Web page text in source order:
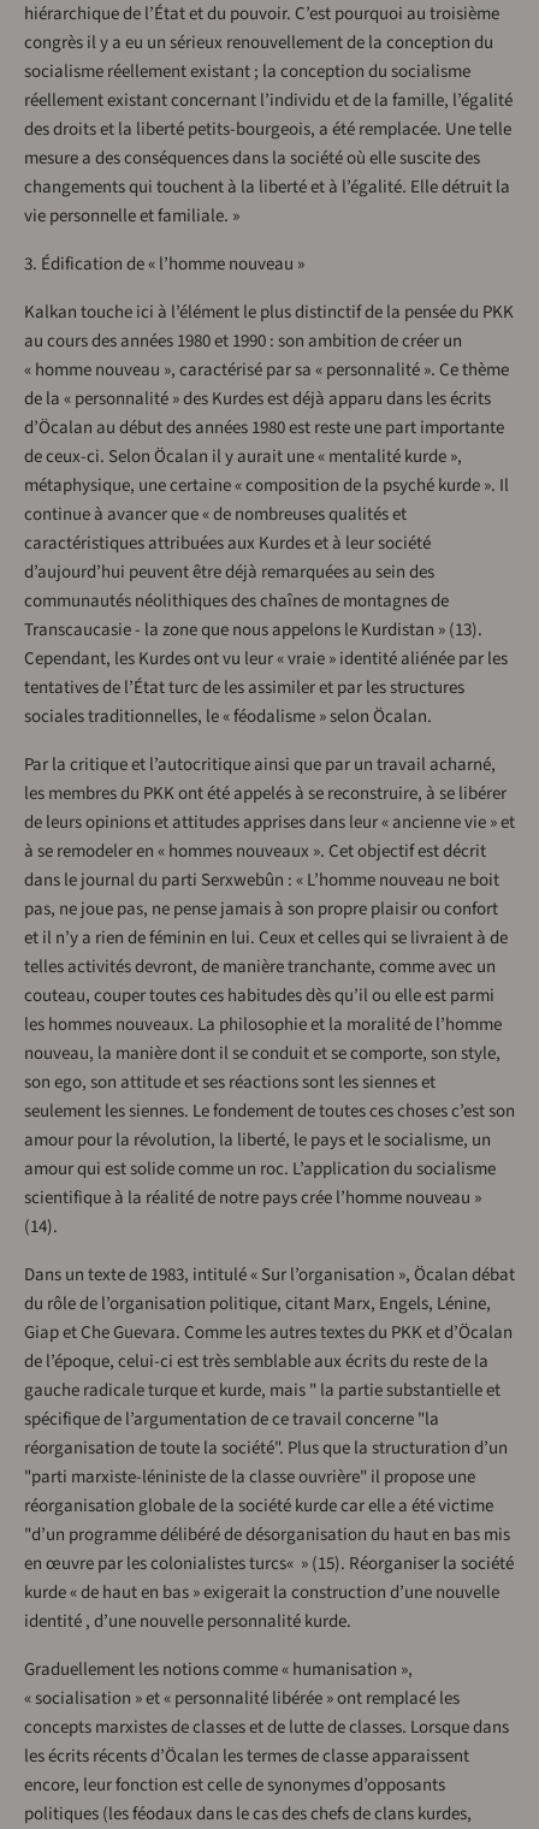
hiérarchique de l’État et du pouvoir. C’est pourquoi au troisième
congrès il y a eu un sérieux renouvellement de la conception du
socialisme réellement existant ; la conception du socialisme
réellement existant concernant l’individu et de la famille, l’égalité
des droits et la liberté petits-bourgeois, a été remplacée. Une telle
mesure a des conséquences dans la société où elle suscite des
changements qui touchent à la liberté et à l’égalité. Elle détruit la
vie personnelle et familiale. »
3. Édification de « l’homme nouveau »
Kalkan touche ici à l’élément le plus distinctif de la pensée du PKK
au cours des années 1980 et 1990 : son ambition de créer un
« homme nouveau », caractérisé par sa « personnalité ». Ce thème
de la « personnalité » des Kurdes est déjà apparu dans les écrits
d’Öcalan au début des années 1980 est reste une part importante
de ceux-ci. Selon Öcalan il y aurait une « mentalité kurde »,
métaphysique, une certaine « composition de la psyché kurde ». Il
continue à avancer que « de nombreuses qualités et
caractéristiques attribuées aux Kurdes et à leur société
d’aujourd’hui peuvent être déjà remarquées au sein des
communautés néolithiques des chaînes de montagnes de
Transcaucasie - la zone que nous appelons le Kurdistan » (13).
Cependant, les Kurdes ont vu leur « vraie » identité aliénée par les
tentatives de l’État turc de les assimiler et par les structures
sociales traditionnelles, le « féodalisme » selon Öcalan.
Par la critique et l’autocritique ainsi que par un travail acharné,
les membres du PKK ont été appelés à se reconstruire, à se libérer
de leurs opinions et attitudes apprises dans leur « ancienne vie » et
à se remodeler en « hommes nouveaux ». Cet objectif est décrit
dans le journal du parti Serxwebûn : « L’homme nouveau ne boit
pas, ne joue pas, ne pense jamais à son propre plaisir ou confort
et il n’y a rien de féminin en lui. Ceux et celles qui se livraient à de
telles activités devront, de manière tranchante, comme avec un
couteau, couper toutes ces habitudes dès qu’il ou elle est parmi
les hommes nouveaux. La philosophie et la moralité de l’homme
nouveau, la manière dont il se conduit et se comporte, son style,
son ego, son attitude et ses réactions sont les siennes et
seulement les siennes. Le fondement de toutes ces choses c’est son
amour pour la révolution, la liberté, le pays et le socialisme, un
amour qui est solide comme un roc. L’application du socialisme
scientifique à la réalité de notre pays crée l’homme nouveau »
(14).
Dans un texte de 1983, intitulé « Sur l’organisation », Öcalan débat
du rôle de l’organisation politique, citant Marx, Engels, Lénine,
Giap et Che Guevara. Comme les autres textes du PKK et d’Öcalan
de l’époque, celui-ci est très semblable aux écrits du reste de la
gauche radicale turque et kurde, mais " la partie substantielle et
spécifique de l’argumentation de ce travail concerne "la
réorganisation de toute la société". Plus que la structuration d’un
"parti marxiste-léniniste de la classe ouvrière" il propose une
réorganisation globale de la société kurde car elle a été victime
"d’un programme délibéré de désorganisation du haut en bas mis
en œuvre par les colonialistes turcs« » (15). Réorganiser la société
kurde « de haut en bas » exigerait la construction d’une nouvelle
identité , d’une nouvelle personnalité kurde.
Graduellement les notions comme « humanisation »,
« socialisation » et « personnalité libérée » ont remplacé les
concepts marxistes de classes et de lutte de classes. Lorsque dans
les écrits récents d’Öcalan les termes de classe apparaissent
encore, leur fonction est celle de synonymes d’opposants
politiques (les féodaux dans le cas des chefs de clans kurdes,